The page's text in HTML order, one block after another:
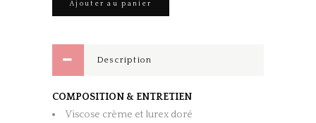
Ajouter au panier
Description
COMPOSITION & ENTRETIEN
Viscose crème et lurex doré